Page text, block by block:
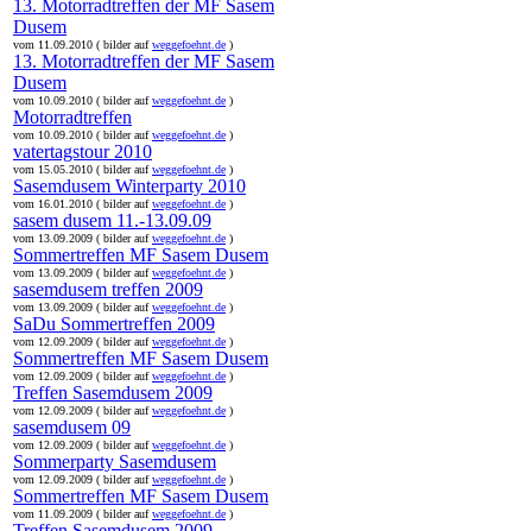
13. Motorradtreffen der MF Sasem
Dusem
vom 11.09.2010 ( bilder aufweggefoehnt.de )
13. Motorradtreffen der MF Sasem
Dusem
vom 10.09.2010 ( bilder aufweggefoehnt.de )
Motorradtreffen
vom 10.09.2010 ( bilder aufweggefoehnt.de )
vatertagstour 2010
vom 15.05.2010 ( bilder aufweggefoehnt.de )
Sasemdusem Winterparty 2010
vom 16.01.2010 ( bilder aufweggefoehnt.de )
sasem dusem 11.-13.09.09
vom 13.09.2009 ( bilder aufweggefoehnt.de )
Sommertreffen MF Sasem Dusem
vom 13.09.2009 ( bilder aufweggefoehnt.de )
sasemdusem treffen 2009
vom 13.09.2009 ( bilder aufweggefoehnt.de )
SaDu Sommertreffen 2009
vom 12.09.2009 ( bilder aufweggefoehnt.de )
Sommertreffen MF Sasem Dusem
vom 12.09.2009 ( bilder aufweggefoehnt.de )
Treffen Sasemdusem 2009
vom 12.09.2009 ( bilder aufweggefoehnt.de )
sasemdusem 09
vom 12.09.2009 ( bilder aufweggefoehnt.de )
Sommerparty Sasemdusem
vom 12.09.2009 ( bilder aufweggefoehnt.de )
Sommertreffen MF Sasem Dusem
vom 11.09.2009 ( bilder aufweggefoehnt.de )